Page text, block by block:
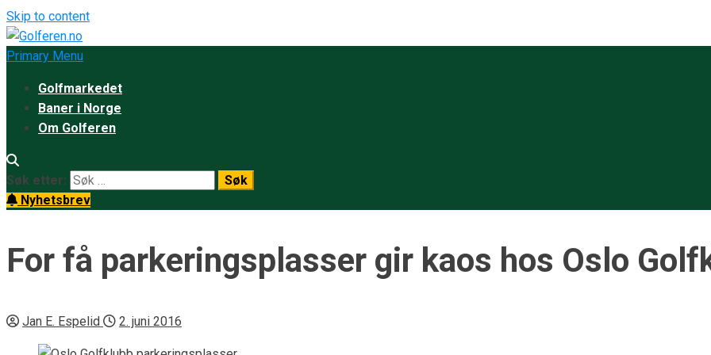
Skip to content
Primary Menu
Golfmarkedet
Baner i Norge
Om Golferen
Søk etter:
Nyhetsbrev
For få parkeringsplasser gir kaos hos Oslo
Jan E. Espelid 2. juni 2016